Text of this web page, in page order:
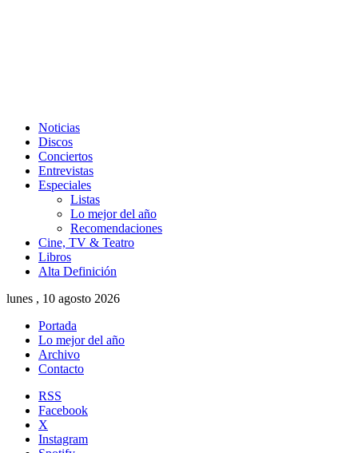
Noticias
Discos
Conciertos
Entrevistas
Especiales
Listas
Lo mejor del año
Recomendaciones
Cine, TV & Teatro
Libros
Alta Definición
lunes , 10 agosto 2026
Portada
Lo mejor del año
Archivo
Contacto
RSS
Facebook
X
Instagram